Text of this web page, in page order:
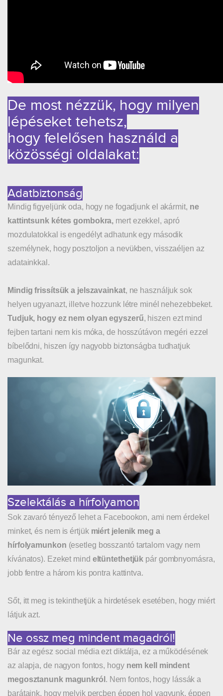
De most nézzük, hogy milyen
lépéseket tehetsz,
hogy felelősen használd a
közösségi oldalakat:
Adatbiztonság
Mindig figyeljünk oda, hogy ne fogadjunk el akármit, ne
kattintsunk kétes gombokra, mert ezekkel, apró
mozdulatokkal is engedélyt adhatunk egy második
személynek, hogy posztoljon a nevükben, visszaéljen az
adatainkkal.
Mindig frissítsük a jelszavainkat, ne használjuk sok
helyen ugyanazt, illetve hozzunk létre minél nehezebbeket.
Tudjuk, hogy ez nem olyan egyszerű, hiszen ezt mind
fejben tartani nem kis móka, de hosszútávon megéri ezzel
bíbelődni, hiszen így nagyobb biztonságba tudhatjuk
magunkat.
Szelektálás a hírfolyamon
Sok zavaró tényező lehet a Facebookon, ami nem érdekel
minket, és nem is értjük miért jelenik meg a
hírfolyamunkon (esetleg bosszantó tartalom vagy nem
kívánatos). Ezeket mind eltüntethetjük pár gombnyomásra,
jobb fentre a három kis pontra kattintva.
Sőt, itt meg is tekinthetjük a hirdetések esetében, hogy miért
látjuk azt.
Ne ossz meg mindent magadról!
Bár az egész social média ezt diktálja, ez a működésének
az alapja, de nagyon fontos, hogy nem kell mindent
megosztanunk magunkról . Nem fontos, hogy lássák a
barátaink, hogy melyik percben éppen hol vagyunk, éppen